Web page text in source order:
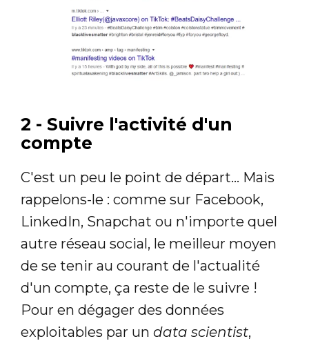
2 - Suivre l'activité d'un
compte
C'est un peu le point de départ... Mais
rappelons-le : comme sur Facebook,
LinkedIn, Snapchat ou n'importe quel
autre réseau social, le meilleur moyen
de se tenir au courant de l'actualité
d'un compte, ça reste de le suivre !
Pour en dégager des données
exploitables par un data scientist,